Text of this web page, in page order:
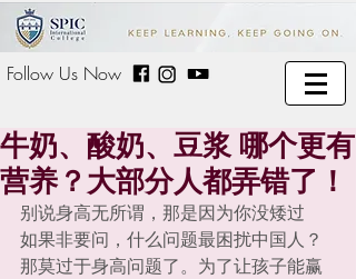
Follow Us Now
牛奶、酸奶、豆浆 哪个更有
营养？大部分人都弄错了！
别说身高无所谓，那是因为你没矮过
如果非要问，什么问题最困扰中国人？
那莫过于身高问题了。为了让孩子能赢